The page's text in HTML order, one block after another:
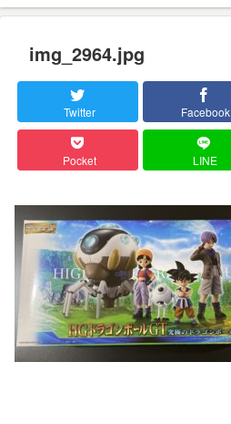
img_2964.jpg
Twitter Facebook
Pocket LINE